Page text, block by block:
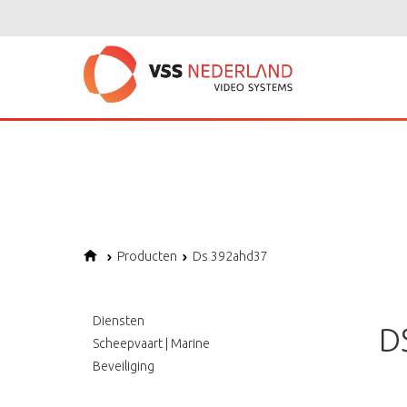
: Trying to get property of non-object in
: Undefined offset: 1 in/home/vssned01/domains/
Producten Ds 392ahd37
Diensten
Scheepvaart | Marine
Beveiliging